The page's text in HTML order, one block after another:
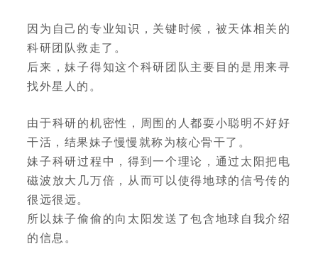
因为自己的专业知识，关键时候，被天体相关的
科研团队救走了。
后来，妹子得知这个科研团队主要目的是用来寻
找外星人的。
由于科研的机密性，周围的人都耍小聪明不好好
干活，结果妹子慢慢就称为核心骨干了。
妹子科研过程中，得到一个理论，通过太阳把电
磁波放大几万倍，从而可以使得地球的信号传的
很远很远。
所以妹子偷偷的向太阳发送了包含地球自我介绍
的信息。